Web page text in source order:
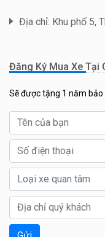
Địa chỉ: Khu phố 5,
Đăng Ký Mua Xe Tại
Sẽ được tặng 1 năm bảo